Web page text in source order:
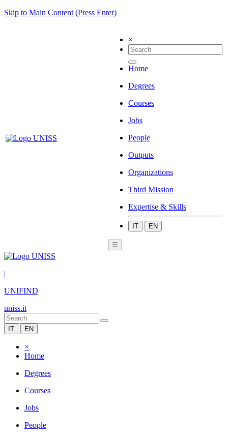
Skip to Main Content (Press Enter)
×
Home
Degrees
Courses
Jobs
People
Outputs
Organizations
Third Mission
Expertise & Skills
IT EN
☰
|
UNIFIND
uniss.it
IT EN
×
Home
Degrees
Courses
Jobs
People